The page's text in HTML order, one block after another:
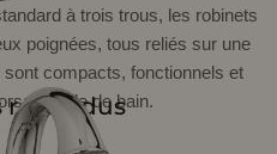
à trois trous, les robinets
poignées, tous reliés sur une
compacts, fonctionnels et
de salle de bain.
répandus